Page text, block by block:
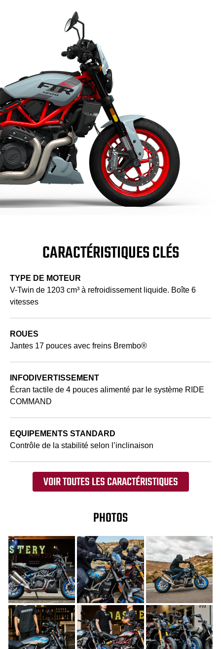
CARACTÉRISTIQUES CLÉS
TYPE DE MOTEUR
V-Twin de 1203 cm³ à refroidissement liquide. Boîte 6
vitesses
ROUES
Jantes 17 pouces avec freins Brembo®
INFODIVERTISSEMENT
Écran tactile de 4 pouces alimenté par le système RIDE
COMMAND
EQUIPEMENTS STANDARD
Contrôle de la stabilité selon l’inclinaison
VOIR TOUTES LES CARACTÉRISTIQUES
PHOTOS